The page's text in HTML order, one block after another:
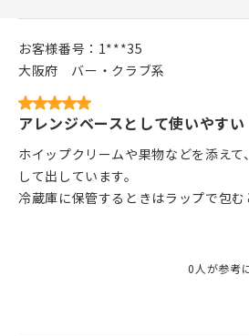
お客様番号： 1***35
大阪府
バー・クラブ系
アレンジベースとして使いやすい
ホイップクリームや果物などを添え
して出しています。
冷蔵庫に保管するときはラップで包む
0人が参考